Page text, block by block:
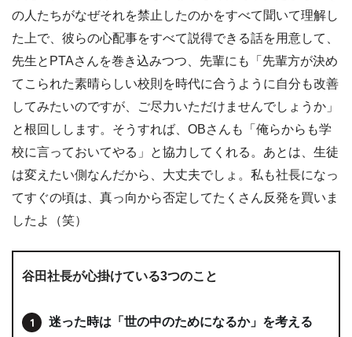
の人たちがなぜそれを禁止したのかをすべて聞いて理解し
た上で、彼らの心配事をすべて説得できる話を用意して、
先生とPTAさんを巻き込みつつ、先輩にも「先輩方が決め
てこられた素晴らしい校則を時代に合うように自分も改善
してみたいのですが、ご尽力いただけませんでしょうか」
と根回しします。そうすれば、OBさんも「俺らからも学
校に言っておいてやる」と協力してくれる。あとは、生徒
は変えたい側なんだから、大丈夫でしょ。私も社長になっ
てすぐの頃は、真っ向から否定してたくさん反発を買いま
したよ（笑）
谷田社長が心掛けている3つのこと
迷った時は「世の中のためになるか」を考える